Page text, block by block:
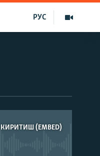
РУС
КИРИТИШ (EMBED)